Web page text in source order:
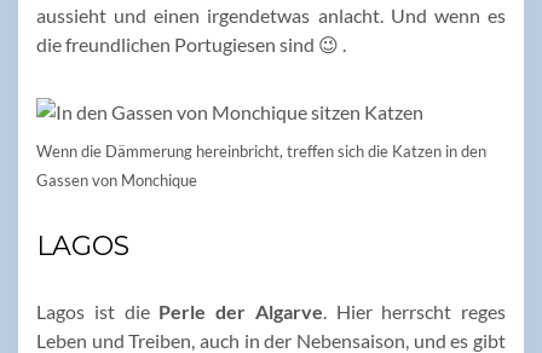
aussieht und einen irgendetwas anlacht. Und wenn es
die freundlichen Portugiesen sind 😉 .
Wenn die Dämmerung hereinbricht, treffen sich die Katzen in den
Gassen von Monchique
LAGOS
Lagos ist die Perle der Algarve. Hier herrscht reges
Leben und Treiben, auch in der Nebensaison, und es gibt